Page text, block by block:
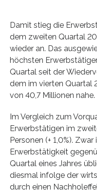
Damit stieg die
dem zweiten Quartal
wieder an. Das
höchsten
Quartal seit der
dem im vierten Quartal
von 40,7 Millionen nahe.
Im Vergleich zum
Erwerbstätigen im
Personen (+ 1,0%).
Erwerbstätigkeit
Quartal eines Jahres
diesmal infolge der
durch einen